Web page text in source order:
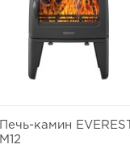
Печь-камин EVEREST
M12